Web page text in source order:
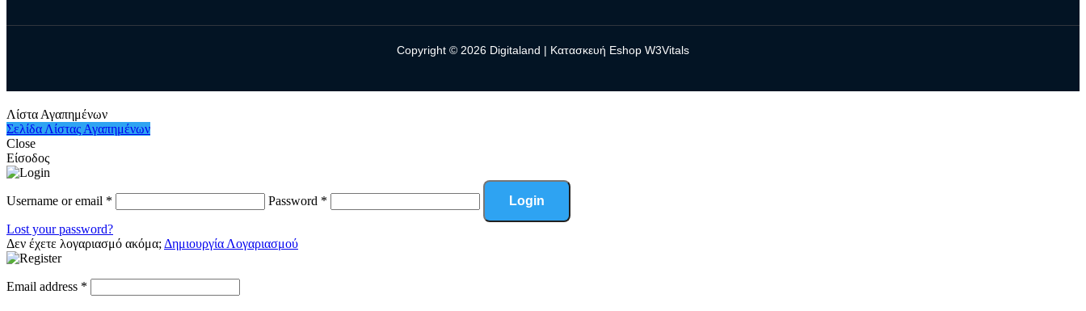
Copyright © 2026 Digitaland | Κατασκευή Eshop W3Vitals
Λίστα Αγαπημένων
Σελίδα Λίστας Αγαπημένων
Close
Είσοδος
Username or email * Password * Login
Lost your password?
Δεν έχετε λογαριασμό ακόμα; Δημιουργία Λογαριασμού
Email address *